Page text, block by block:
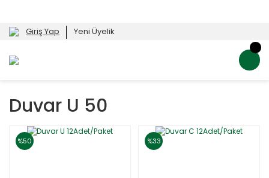
Giriş Yap Yeni Üyelik
Duvar U 50
%50 %33